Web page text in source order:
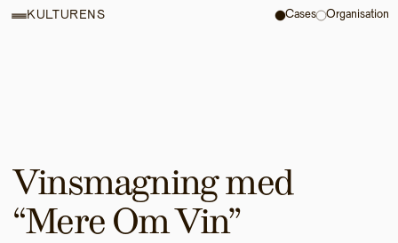
Vinsmagning med
“Mere Om Vin”
KULTURENS Cases Organisation